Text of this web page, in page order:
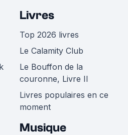
Livres
Top 2026 livres
Le Calamity Club
Le Bouffon de la
couronne, Livre II
Livres populaires en ce
moment
Musique